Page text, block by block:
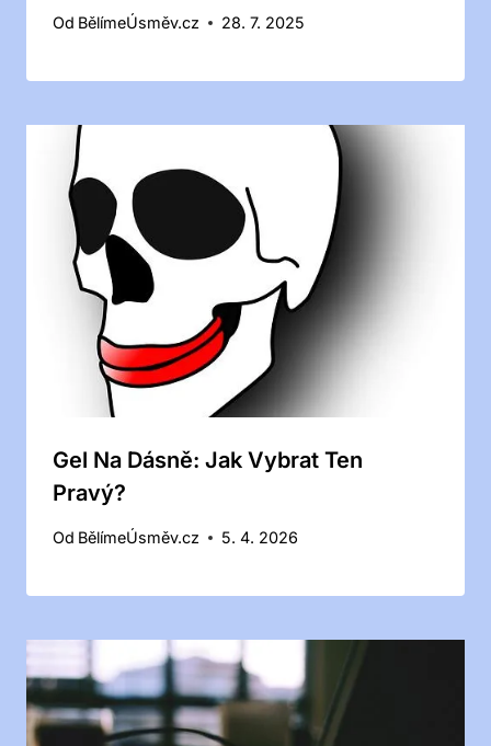
Od BělímeÚsměv.cz 28. 7. 2025
Gel Na Dásně: Jak Vybrat Ten
Pravý?
Od BělímeÚsměv.cz 5. 4. 2026